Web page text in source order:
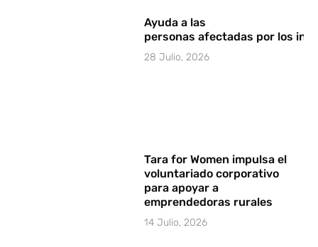
Ayuda a las
personas afectadas por los
28 Julio, 2026
Tara for Women impulsa el
voluntariado corporativo
para apoyar a
emprendedoras rurales
14 Julio, 2026